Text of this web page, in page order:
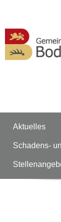
Aktuelles
Schadens-